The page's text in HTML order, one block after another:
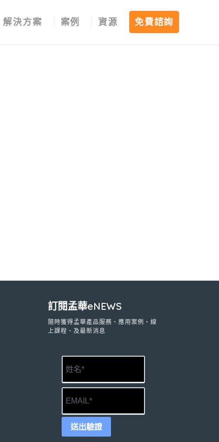
解決方案 案例 資源 免費諮詢
訂閱孟華eNEWS
隨時獲得孟華產品服務、應用案例、線
上課程、及最新消息
送出驗證